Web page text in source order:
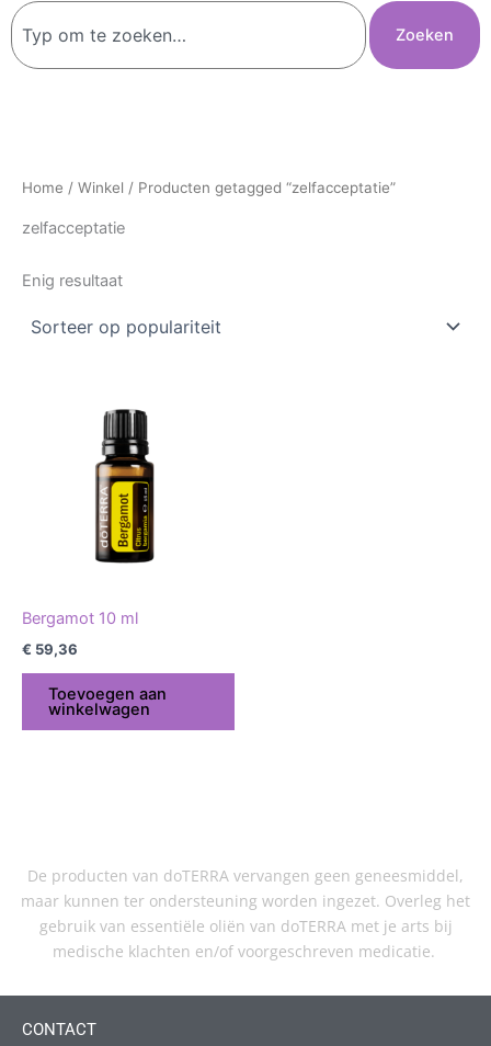
Zoeken
Zoeken
Home / Winkel / Producten getagged “zelfacceptatie”
zelfacceptatie
Enig resultaat
Bergamot 10 ml
€ 59,36
Toevoegen aan
winkelwagen
De producten van doTERRA vervangen geen geneesmiddel,
maar kunnen ter ondersteuning worden ingezet. Overleg het
gebruik van essentiële oliën van doTERRA met je arts bij
medische klachten en/of voorgeschreven medicatie.
CONTACT